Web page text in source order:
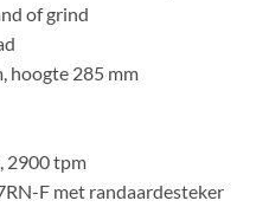
of grind
hoogte 285 mm
2900 tpm
F met randaardesteker